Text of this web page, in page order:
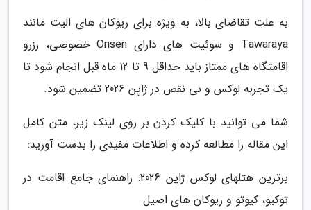
به علت تقاضای بالا، به ویژه برای ریوکان های الیت مانند
Tawaraya و سوئیت های دارای Onsen خصوصی، رزرو
اقامتگاه های ممتاز باید حداقل 9 تا 12 ماه قبل انجام شود تا
یک تجربه لوکس و بی نقص در ژاپن 2026 تضمین شود.
شما می توانید با کلیک کردن بر روی لینک زیر، متن کامل
این مقاله را مطالعه کرده و اطلاعات مفیدی را بدست آورید:
برترین هتلهای لوکس ژاپن 2026: راهنمای جامع اقامت در
توکیو، کیوتو و ریوکان های اصیل